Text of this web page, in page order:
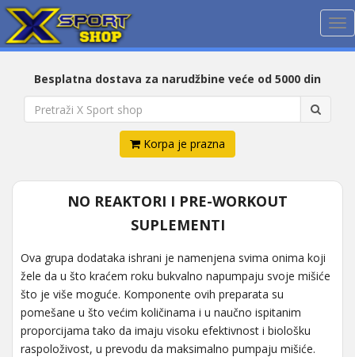
Besplatna dostava za narudžbine veće od 5000 din
Korpa je prazna
NO REAKTORI I PRE-WORKOUT
SUPLEMENTI
Ova grupa dodataka ishrani je namenjena svima onima koji
žele da u što kraćem roku bukvalno napumpaju svoje mišiće
što je više moguće. Komponente ovih preparata su
pomešane u što većim količinama i u naučno ispitanim
proporcijama tako da imaju visoku efektivnost i biološku
raspoloživost, u prevodu da maksimalno pumpaju mišiće.